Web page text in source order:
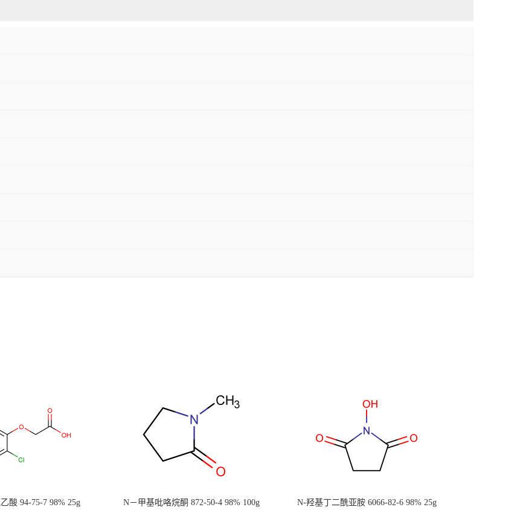
酸 94-75-7 98% 25g N－甲基吡咯烷酮 872-50-4 98% 100g N-羟基丁二酰亚胺 6066-82-6 98% 25g